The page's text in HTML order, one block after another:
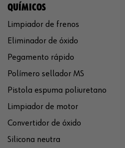
QUÍMICOS
Limpiador de frenos
Eliminador de óxido
Pegamento rápido
Polímero sellador MS
Pistola espuma poliuretano
Limpiador de motor
Convertidor de óxido
Silicona neutra